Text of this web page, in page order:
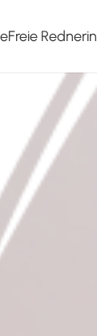
Freie Rednerin